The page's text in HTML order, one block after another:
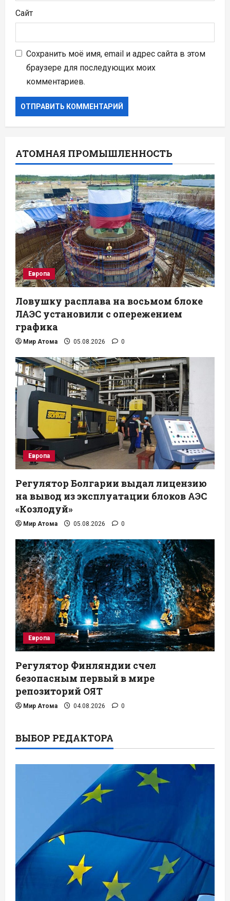
Сайт
Сохранить моё имя, email и адрес сайта в этом
браузере для последующих моих
комментариев.
АТОМНАЯ ПРОМЫШЛЕННОСТЬ
Европа
Ловушку расплава на восьмом блоке
ЛАЭС установили с опережением
графика
Мир Атома 05.08.2026 0
Европа
Регулятор Болгарии выдал лицензию
на вывод из эксплуатации блоков АЭС
«Козлодуй»
Мир Атома 05.08.2026 0
Европа
Регулятор Финляндии счел
безопасным первый в мире
репозиторий ОЯТ
Мир Атома 04.08.2026 0
ВЫБОР РЕДАКТОРА